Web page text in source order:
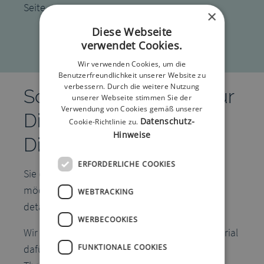
Seite.
Schulung & Beratung für
Diabetes-Berater und
Diabetes Praxen
Sie organisieren Diabetes-Schulungen und
möchten Ihre Patienten umfassend und
detailliert über Diabetes informieren?
Wir helfen Ihnen gern dabei, das richtige Material
dafür zusammenzustellen. Beispielsweise zum
×
Diese Webseite
verwendet Cookies.
Wir verwenden Cookies, um die
Benutzerfreundlichkeit unserer Website zu
verbessern. Durch die weitere Nutzung
unserer Webseite stimmen Sie der
Verwendung von Cookies gemäß unserer
Cookie-Richtlinie zu. Datenschutz-
Hinweise
ERFORDERLICHE COOKIES
WEBTRACKING
WERBECOOKIES
FUNKTIONALE COOKIES